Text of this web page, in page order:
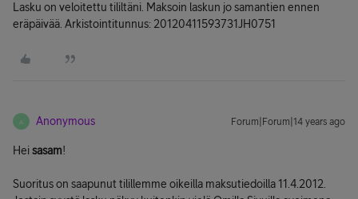
Lasku on veloitettu tililtäni. Maksoin laskun jo samantien ennen
eräpäivää. Arkistointitunnus: 20120411593731JH0751
A Anonymous Forum|Forum|14 years ago
Heisasam!
Suoritus on saapunut tilillemme oikeilla maksutiedoilla 11.4.2012.